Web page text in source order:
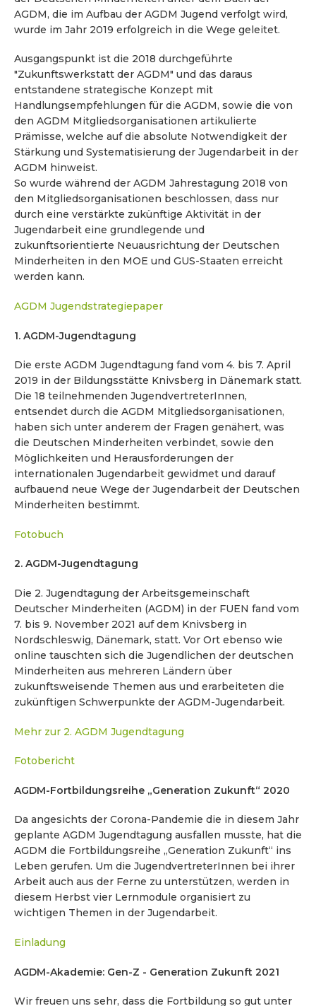
AGDM, die im Aufbau der AGDM Jugend verfolgt wird,
wurde im Jahr 2019 erfolgreich in die Wege geleitet.
Ausgangspunkt ist die 2018 durchgeführte
"Zukunftswerkstatt der AGDM" und das daraus
entstandene strategische Konzept mit
Handlungsempfehlungen für die AGDM, sowie die von
den AGDM Mitgliedsorganisationen artikulierte
Prämisse, welche auf die absolute Notwendigkeit der
Stärkung und Systematisierung der Jugendarbeit in der
AGDM hinweist.
So wurde während der AGDM Jahrestagung 2018 von
den Mitgliedsorganisationen beschlossen, dass nur
durch eine verstärkte zukünftige Aktivität in der
Jugendarbeit eine grundlegende und
zukunftsorientierte Neuausrichtung der Deutschen
Minderheiten in den MOE und GUS-Staaten erreicht
werden kann.
AGDM Jugendstrategiepaper
1. AGDM-Jugendtagung
Die erste AGDM Jugendtagung fand vom 4. bis 7. April
2019 in der Bildungsstätte Knivsberg in Dänemark statt.
Die 18 teilnehmenden JugendvertreterInnen,
entsendet durch die AGDM Mitgliedsorganisationen,
haben sich unter anderem der Fragen genähert, was
die Deutschen Minderheiten verbindet, sowie den
Möglichkeiten und Herausforderungen der
internationalen Jugendarbeit gewidmet und darauf
aufbauend neue Wege der Jugendarbeit der Deutschen
Minderheiten bestimmt.
Fotobuch
2. AGDM-Jugendtagung
Die 2. Jugendtagung der Arbeitsgemeinschaft
Deutscher Minderheiten (AGDM) in der FUEN fand vom
7. bis 9. November 2021 auf dem Knivsberg in
Nordschleswig, Dänemark, statt. Vor Ort ebenso wie
online tauschten sich die Jugendlichen der deutschen
Minderheiten aus mehreren Ländern über
zukunftsweisende Themen aus und erarbeiteten die
zukünftigen Schwerpunkte der AGDM-Jugendarbeit.
Mehr zur 2. AGDM Jugendtagung
Fotobericht
AGDM-Fortbildungsreihe „Generation Zukunft“ 2020
Da angesichts der Corona-Pandemie die in diesem Jahr
geplante AGDM Jugendtagung ausfallen musste, hat die
AGDM die Fortbildungsreihe „Generation Zukunft“ ins
Leben gerufen. Um die JugendvertreterInnen bei ihrer
Arbeit auch aus der Ferne zu unterstützen, werden in
diesem Herbst vier Lernmodule organisiert zu
wichtigen Themen in der Jugendarbeit.
Einladung
AGDM-Akademie: Gen-Z - Generation Zukunft 2021
Wir freuen uns sehr, dass die Fortbildung so gut unter